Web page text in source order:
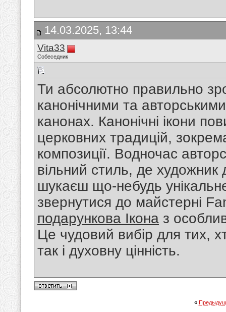
14.03.2025, 13:44
Vita33
Собеседник
Ти абсолютно правильно
канонічними та
канонах. Канонічні ікони
церковних традицій,
композиції. Водночас
вільний стиль, де
шукаєш що-небудь
звернутися до майстерні
подарункова Ікона з
Це чудовий вибір для тих,
так і духовну цінність.
«